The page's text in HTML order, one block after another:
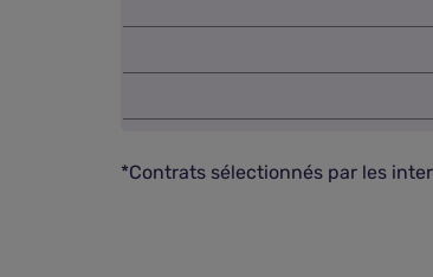
*Contrats sélectionnés par les